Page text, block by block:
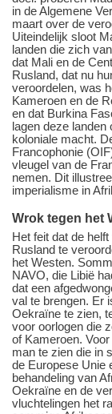
in de Algemene
maart over de
Uiteindelijk sloot
landen die zich
dat Mali en de
Rusland, dat nu
veroordelen, was
Kameroen en de
en dat Burkina
lagen deze landen
koloniale macht.
Francophonie
vleugel van de
nemen. Dit
imperialisme in
Wrok tegen het
Het feit dat de
Rusland te
het Westen.
NAVO, die Libië
dat een
val te brengen. Er
Oekraïne te zien,
voor oorlogen die
of Kameroen.
man te zien die in
de Europese Unie
behandeling van
Oekraïne en de
vluchtelingen het